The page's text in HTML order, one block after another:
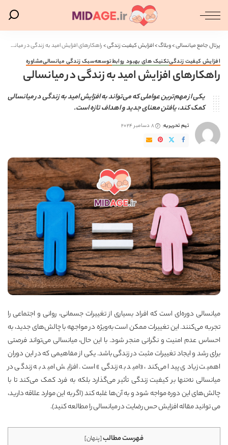
پرتال جامع میانسالی>وبلاگ>افزایش کیفیت زندگی>راهکارهای افزایش امید به زندگی در میانسالی
افزایش کیفیت زندگیتکنیک های بهبود روابطتوسعهسبک زندگی میانسالیمشاوره
راهکارهای افزایش امید به زندگی در میانسالی
یکی از مهم‌ترین عواملی که می‌تواند به افزایش امید به زندگی در میانسالی
کمک کند، یافتن معنای جدید و اهداف تازه است.
ارسال
شده
تیم تحریریه 8 دسامبر 2024
میانسالی دوره‌ای است که افراد بسیاری از تغییرات جسمانی، روانی و اجتماعی را
تجربه می‌کنند. این تغییرات ممکن است به‌ویژه در مواجهه با چالش‌های جدید، به
احساس عدم امنیت و نگرانی منجر شود. با این حال، میانسالی می‌تواند فرصتی
برای رشد و ایجاد تغییرات مثبت در زندگی باشد. یکی از مفاهیمی که در این دوران
اهمیت زیادی پیدا می‌کند، «امید به زندگی» است. افزایش امید به زندگی در
میانسالی نه‌تنها بر کیفیت زندگی تأثیر می‌گذارد بلکه به فرد کمک می‌کند تا با
چالش‌های این دوره مواجه شود و به آن‌ها غلبه کند (اگر به این موارد علاقه دارید،
می توانید مقالهافزایش حس رضایت در میانسالیرا مطالعه کنید).
فهرست مطالب[پنهان]